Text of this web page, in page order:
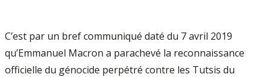
C’est par un bref communiqué daté du 7 avril 2019
qu’Emmanuel Macron a parachevé la reconnaissance
officielle du génocide perpétré contre les Tutsis du